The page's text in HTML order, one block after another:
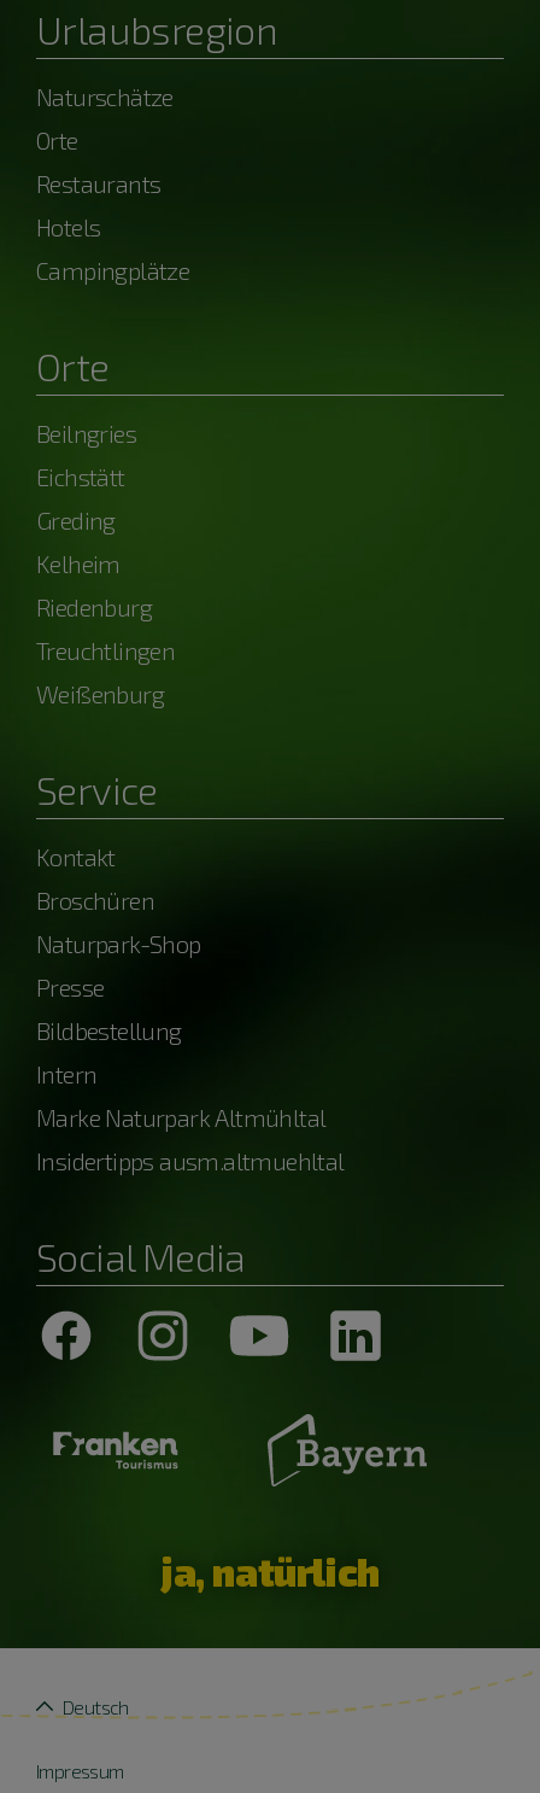
Urlaubsregion
Naturschätze
Orte
Restaurants
Hotels
Campingplätze
Orte
Beilngries
Eichstätt
Greding
Kelheim
Riedenburg
Treuchtlingen
Weißenburg
Service
Kontakt
Broschüren
Naturpark-Shop
Presse
Bildbestellung
Intern
Marke Naturpark Altmühltal
Insidertipps ausm.altmuehltal
Social Media
ja, natürlich
Impressum
Deutsch